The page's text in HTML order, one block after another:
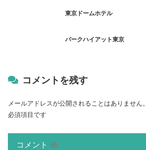
東京ドームホテル
パークハイアット東京
コメントを残す
メールアドレスが公開されることはありません。
必須項目です
コメント ※